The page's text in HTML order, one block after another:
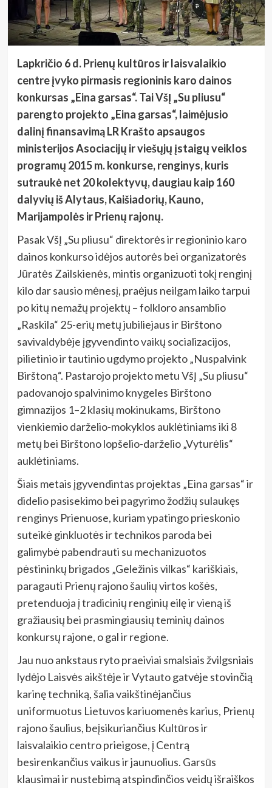
Lapkričio 6 d. Prienų kultūros ir laisvalaikio
centre įvyko pirmasis regioninis karo dainos
konkursas „Eina garsas“. Tai VšĮ „Su pliusu“
parengto projekto „Eina garsas“, laimėjusio
dalinį finansavimą LR Krašto apsaugos
ministerijos Asociacijų ir viešųjų įstaigų veiklos
programų 2015 m. konkurse, renginys, kuris
sutraukė net 20 kolektyvų, daugiau kaip 160
dalyvių iš Alytaus, Kaišiadorių, Kauno,
Marijampolės ir Prienų rajonų.
Pasak VšĮ „Su pliusu“ direktorės ir regioninio karo
dainos konkurso idėjos autorės bei organizatorės
Jūratės Zailskienės, mintis organizuoti tokį renginį
kilo dar sausio mėnesį, praėjus neilgam laiko tarpui
po kitų nemažų projektų – folkloro ansamblio
„Raskila“ 25-erių metų jubiliejaus ir Birštono
savivaldybėje įgyvendinto vaikų socializacijos,
pilietinio ir tautinio ugdymo projekto „Nuspalvink
Birštoną“. Pastarojo projekto metu VšĮ „Su pliusu“
padovanojo spalvinimo knygeles Birštono
gimnazijos 1–2 klasių mokinukams, Birštono
vienkiemio darželio-mokyklos auklėtiniams iki 8
metų bei Birštono lopšelio-darželio „Vyturėlis“
auklėtiniams.
Šiais metais įgyvendintas projektas „Eina garsas“ ir
didelio pasisekimo bei pagyrimo žodžių sulaukęs
renginys Prienuose, kuriam ypatingo prieskonio
suteikė ginkluotės ir technikos paroda bei
galimybė pabendrauti su mechanizuotos
pėstininkų brigados „Geležinis vilkas“ kariškiais,
paragauti Prienų rajono šaulių virtos košės,
pretenduoja į tradicinių renginių eilę ir vieną iš
gražiausių bei prasmingiausių teminių dainos
konkursų rajone, o gal ir regione.
Jau nuo ankstaus ryto praeiviai smalsiais žvilgsniais
lydėjo Laisvės aikštėje ir Vytauto gatvėje stovinčią
karinę techniką, šalia vaikštinėjančius
uniformuotus Lietuvos kariuomenės karius, Prienų
rajono šaulius, beįsikuriančius Kultūros ir
laisvalaikio centro prieigose, į Centrą
besirenkančius vaikus ir jaunuolius. Garsūs
klausimai ir nustebimą atspindinčios veidų išraiškos